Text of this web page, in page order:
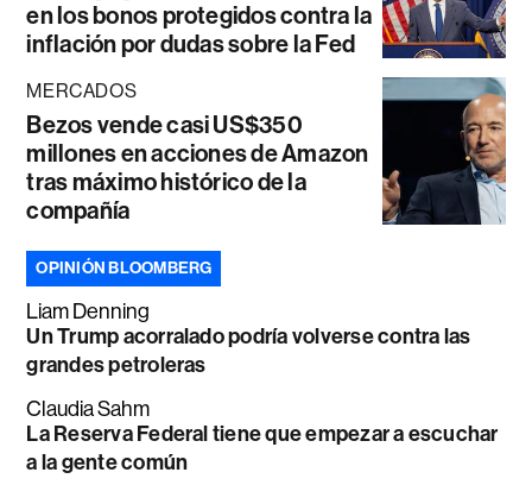
en los bonos protegidos contra la
inflación por dudas sobre la Fed
MERCADOS
Bezos vende casi US$350
millones en acciones de Amazon
tras máximo histórico de la
compañía
OPINIÓN BLOOMBERG
Liam Denning
Un Trump acorralado podría volverse contra las
grandes petroleras
Claudia Sahm
La Reserva Federal tiene que empezar a escuchar
a la gente común